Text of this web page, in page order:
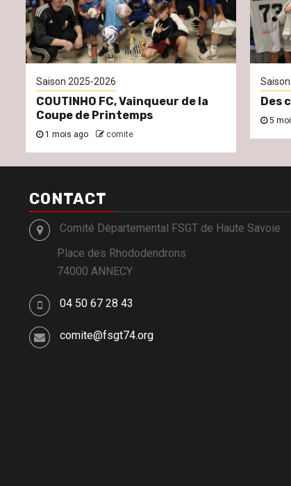
Saison 2025-2026
COUTINHO FC, Vainqueur de la
Coupe de Printemps
1 mois ago comite
Des
5
CONTACT
Comité Départemental FSGT de Haute Savoie
Place des Rhododendrons
74000 ANNECY
04 50 67 28 43
comite@fsgt74.org